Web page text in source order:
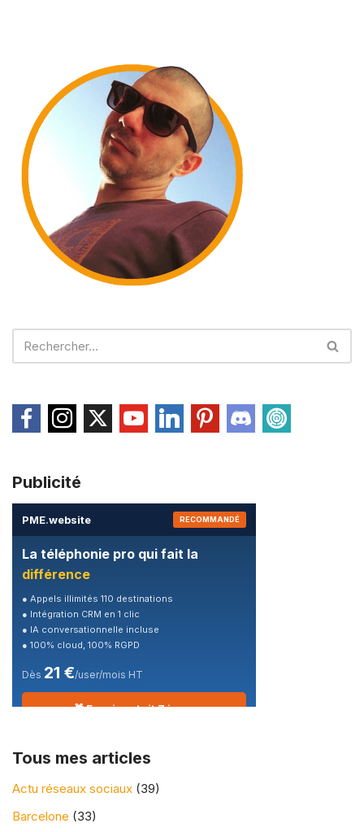
Publicité
PME.website RECOMMANDÉ
La téléphonie pro qui fait la
différence
● Appels illimités 110 destinations
● Intégration CRM en 1 clic
● IA conversationnelle incluse
● 100% cloud, 100% RGPD
Dès 21 €/user/mois HT
🎁 Essai gratuit 7 jours
Tous mes articles
Actu réseaux sociaux (39)
Barcelone (33)